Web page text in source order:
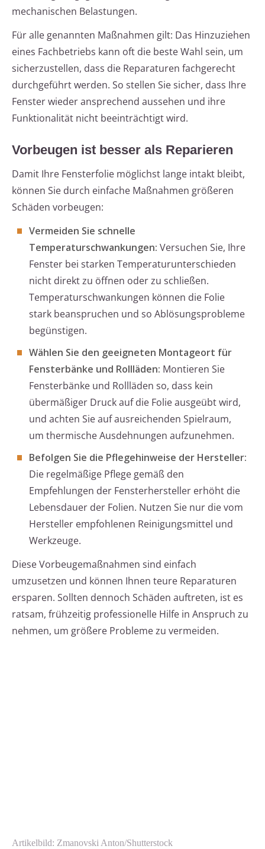
mechanischen Belastungen.
Für alle genannten Maßnahmen gilt: Das Hinzuziehen
eines Fachbetriebs kann oft die beste Wahl sein, um
sicherzustellen, dass die Reparaturen fachgerecht
durchgeführt werden. So stellen Sie sicher, dass Ihre
Fenster wieder ansprechend aussehen und ihre
Funktionalität nicht beeinträchtigt wird.
Vorbeugen ist besser als Reparieren
Damit Ihre Fensterfolie möglichst lange intakt bleibt,
können Sie durch einfache Maßnahmen größeren
Schäden vorbeugen:
Vermeiden Sie schnelle
Temperaturschwankungen: Versuchen Sie, Ihre
Fenster bei starken Temperaturunterschieden
nicht direkt zu öffnen oder zu schließen.
Temperaturschwankungen können die Folie
stark beanspruchen und so Ablösungsprobleme
begünstigen.
Wählen Sie den geeigneten Montageort für
Fensterbänke und Rollläden: Montieren Sie
Fensterbänke und Rollläden so, dass kein
übermäßiger Druck auf die Folie ausgeübt wird,
und achten Sie auf ausreichenden Spielraum,
um thermische Ausdehnungen aufzunehmen.
Befolgen Sie die Pflegehinweise der Hersteller:
Die regelmäßige Pflege gemäß den
Empfehlungen der Fensterhersteller erhöht die
Lebensdauer der Folien. Nutzen Sie nur die vom
Hersteller empfohlenen Reinigungsmittel und
Werkzeuge.
Diese Vorbeugemaßnahmen sind einfach
umzusetzen und können Ihnen teure Reparaturen
ersparen. Sollten dennoch Schäden auftreten, ist es
ratsam, frühzeitig professionelle Hilfe in Anspruch zu
nehmen, um größere Probleme zu vermeiden.
Artikelbild: Zmanovski Anton/Shutterstock